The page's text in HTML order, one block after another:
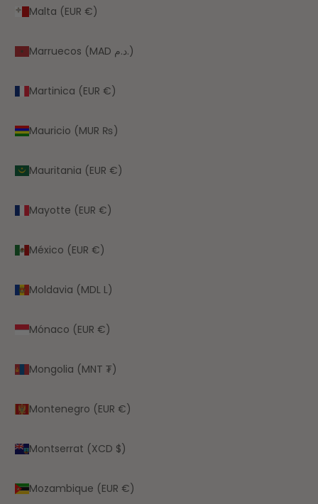
Malta (EUR €)
Marruecos (MAD د.م.)
Martinica (EUR €)
Mauricio (MUR ₨)
Mauritania (EUR €)
Mayotte (EUR €)
México (EUR €)
Moldavia (MDL L)
Mónaco (EUR €)
Mongolia (MNT ₮)
Montenegro (EUR €)
Montserrat (XCD $)
Mozambique (EUR €)